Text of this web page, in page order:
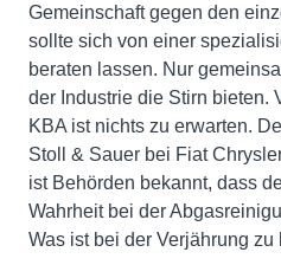
Gemeinschaft gegen den
sollte sich von einer
beraten lassen. Nur
der Industrie die Stirn bieten.
KBA ist nichts zu erwarten.
Stoll & Sauer bei Fiat
ist Behörden bekannt, dass
Wahrheit bei der
Was ist bei der Verjährung zu